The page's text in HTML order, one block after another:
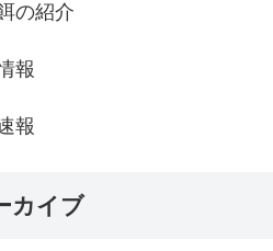
の紹介
報
報
カイブ